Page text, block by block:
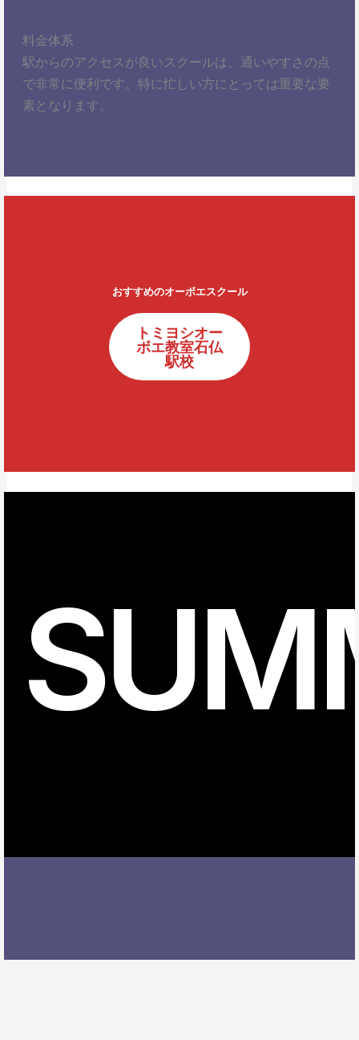
料金体系
駅からのアクセスが良いスクールは、通いやすさの点
で非常に便利です。特に忙しい方にとっては重要な要
素となります。
おすすめのオーボエスクール
トミヨシオー
ボエ教室石仏
駅校